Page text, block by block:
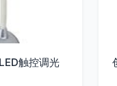
触控调光